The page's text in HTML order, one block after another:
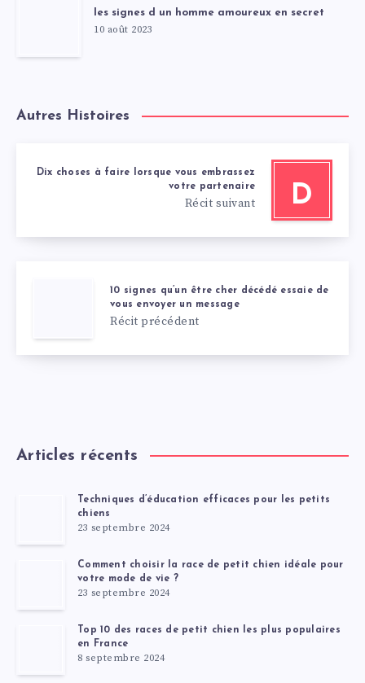
les signes d un homme amoureux en secret
10 août 2023
Autres Histoires
D
Dix choses à faire lorsque vous embrassez
votre partenaire
Récit suivant
10 signes qu’un être cher décédé essaie de
vous envoyer un message
Récit précédent
Articles récents
Techniques d’éducation efficaces pour les petits
chiens
23 septembre 2024
Comment choisir la race de petit chien idéale pour
votre mode de vie ?
23 septembre 2024
Top 10 des races de petit chien les plus populaires
en France
8 septembre 2024